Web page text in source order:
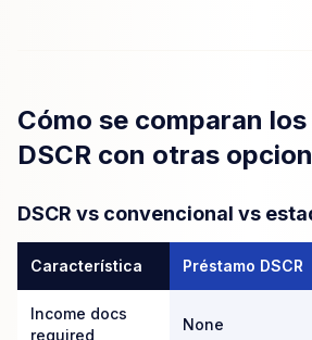
Cómo se comparan
DSCR con otras
DSCR vs convencional vs
Característica Préstamo DSCR
Income docs
required
None